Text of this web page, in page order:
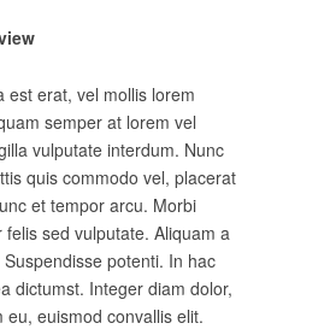
est erat, vel mollis lorem
semper at lorem vel
vulputate interdum. Nunc
quis commodo vel, placerat
et tempor arcu. Morbi
sed vulputate. Aliquam a
potenti. In hac
dictumst. Integer diam dolor,
eu, euismod convallis elit.